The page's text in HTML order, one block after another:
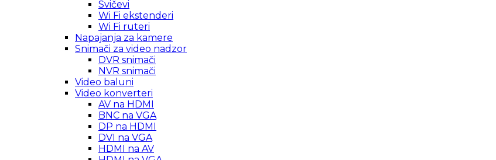
Svičevi
Wi Fi ekstenderi
Wi Fi ruteri
Napajanja za kamere
Snimači za video nadzor
DVR snimači
NVR snimači
Video baluni
Video konverteri
AV na HDMI
BNC na VGA
DP na HDMI
DVI na VGA
HDMI na AV